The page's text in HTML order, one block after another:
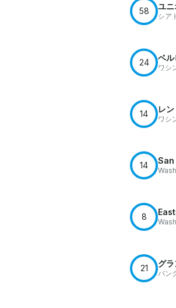
58 ユ
シア
24 ベ
ワシ
14 レ
ワシ
14
8
21 グ
バン